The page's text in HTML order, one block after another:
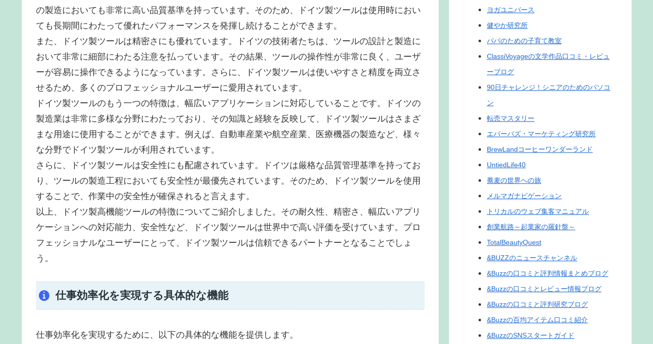
の製造においても非常に高い品質基準を持っています。そのため、ドイツ製ツールは使用時におい
ても長期間にわたって優れたパフォーマンスを発揮し続けることができます。
また、ドイツ製ツールは精密さにも優れています。ドイツの技術者たちは、ツールの設計と製造に
おいて非常に細部にわたる注意を払っています。その結果、ツールの操作性が非常に良く、ユーザ
ーが容易に操作できるようになっています。さらに、ドイツ製ツールは使いやすさと精度を両立さ
せるため、多くのプロフェッショナルユーザーに愛用されています。
ドイツ製ツールのもう一つの特徴は、幅広いアプリケーションに対応していることです。ドイツの
製造業は非常に多様な分野にわたっており、その知識と経験を反映して、ドイツ製ツールはさまざ
まな用途に使用することができます。例えば、自動車産業や航空産業、医療機器の製造など、様々
な分野でドイツ製ツールが利用されています。
さらに、ドイツ製ツールは安全性にも配慮されています。ドイツは厳格な品質管理基準を持ってお
り、ツールの製造工程においても安全性が最優先されています。そのため、ドイツ製ツールを使用
することで、作業中の安全性が確保されると言えます。
以上、ドイツ製高機能ツールの特徴についてご紹介しました。その耐久性、精密さ、幅広いアプリ
ケーションへの対応能力、安全性など、ドイツ製ツールは世界中で高い評価を受けています。プロ
フェッショナルなユーザーにとって、ドイツ製ツールは信頼できるパートナーとなることでしょ
う。
仕事効率化を実現する具体的な機能
仕事効率化を実現するために、以下の具体的な機能を提供します。
ヨガユニバース
健やか研究所
パパのための子育て教室
ClassiVoyageの文学作品口コミ・レビュ
ーブログ
90日チャレンジ！シニアのためのパソコ
ン
転売マスタリー
エバーバズ・マーケティング研究所
BrewLandコーヒーワンダーランド
UntiedLife40
蕎麦の世界への旅
メルマガナビゲーション
トリカルのウェブ集客マニュアル
創業航路～起業家の羅針盤～
TotalBeautyQuest
&BUZZのニュースチャンネル
&Buzzの口コミと評判情報まとめブログ
&Buzzの口コミとレビュー情報ブログ
&Buzzの口コミと評判研究ブログ
&Buzzの百均アイテム口コミ紹介
&BuzzのSNSスタートガイド